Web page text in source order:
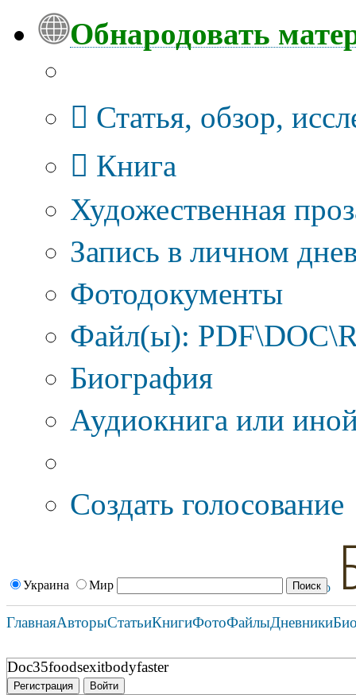
Обнародовать
Статья, обзор,
Книга
Художественная
Запись в личном
Фотодокументы
Файл(ы):
Биография
Аудиокнига или
Создать голосование
Украина Мир
ГлавнаяАвторыСтатьиКнигиФотоФайлыДневники
Doc35foodsexitbodyfaster
Регистрация Войти